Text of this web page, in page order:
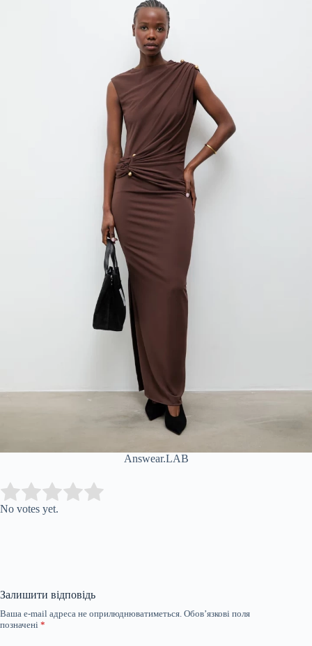
Answear.LAB
Rate this item:
No votes yet.
Залишити відповідь
Ваша e-mail адреса не оприлюднюватиметься. Обов’язкові поля
позначені *